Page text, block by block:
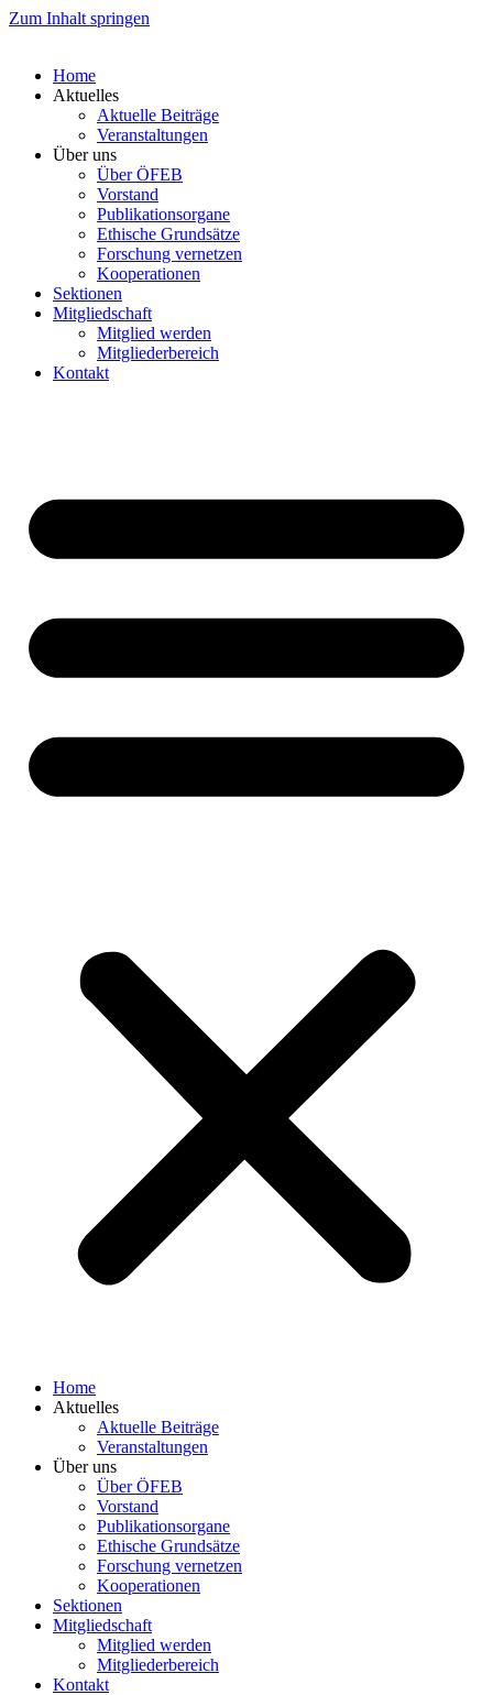
Zum Inhalt springen
Home
Aktuelles
Aktuelle Beiträge
Veranstaltungen
Über uns
Über ÖFEB
Vorstand
Publikationsorgane
Ethische Grundsätze
Forschung vernetzen
Kooperationen
Sektionen
Mitgliedschaft
Mitglied werden
Mitgliederbereich
Kontakt
Home
Aktuelles
Aktuelle Beiträge
Veranstaltungen
Über uns
Über ÖFEB
Vorstand
Publikationsorgane
Ethische Grundsätze
Forschung vernetzen
Kooperationen
Sektionen
Mitgliedschaft
Mitglied werden
Mitgliederbereich
Kontakt